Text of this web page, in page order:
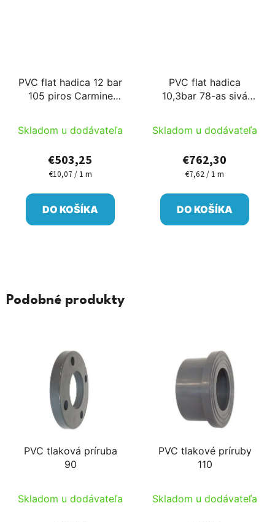
PVC flat hadica 12 bar
105 piros Carmine
Skladom u dodávateľa
€503,25
Jednotková
€10,07 / 1 m
DO KOŠÍKA
PVC flat hadica
10,3bar 78-as sivá
Skladom u dodávateľa
€762,30
Jednotková
€7,62 / 1 m
DO KOŠÍKA
Podobné produkty
PVC tlaková príruba
90
Skladom u dodávateľa
PVC tlakové príruby
110
Skladom u dodávateľa